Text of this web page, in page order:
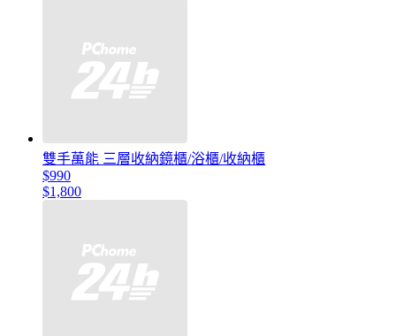
雙手萬能 三層收納鏡櫃/浴櫃/收納櫃
$990
$1,800